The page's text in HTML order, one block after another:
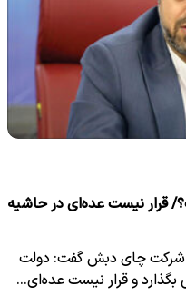
قرار نیست عده‌ای در حاشیه
شرکت چای دبش گفت: دولت
و قرار نیست عده‌ای…